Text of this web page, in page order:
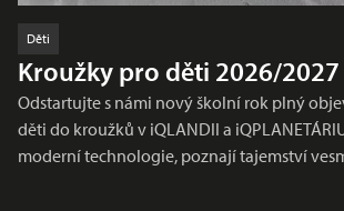
Děti
Kroužky pro děti 2026/2027
Odstartujte s námi nový školní rok plný
děti do kroužků v iQLANDII a
moderní technologie, poznají tajemství